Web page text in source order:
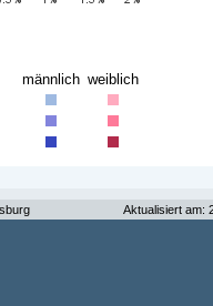
männlich weiblich
Aktualisiert am: